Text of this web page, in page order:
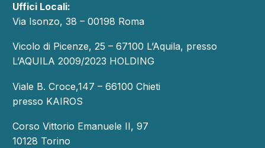
Uffici Locali:
Via Isonzo, 38 – 00198 Roma
Vicolo di Picenze, 25 – 67100 L’Aquila, presso
L’AQUILA 2009/2023 HOLDING
Viale B. Croce,147 – 66100 Chieti
presso KAIROS
Corso Vittorio Emanuele II, 97
10128 Torino